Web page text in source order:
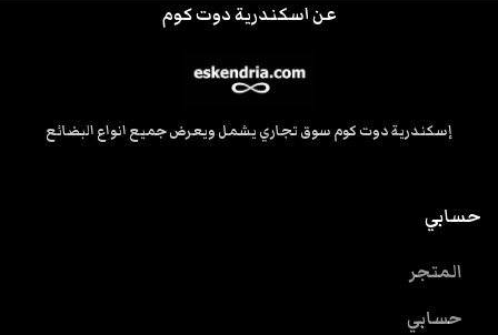
عن اسكندرية دوت كوم
إسكندرية دوت كوم سوق تجاري يشمل ويعرض جميع انواع البضائع
حسابي
المتجر
حسابي